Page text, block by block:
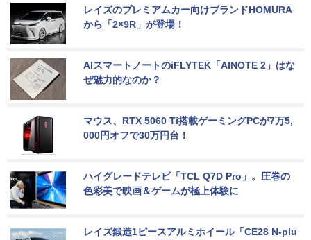
レイズのプレミアムカー向けブランドHOMURA
から「2×9R」が登場！
AIスマートノートのiFLYTEK「AINOTE 2」はな
ぜ魅力的なのか？
マウス、RTX 5060 Ti搭載ゲーミングPCが7万5,
000円オフで30万円台！
ハイグレードテレビ「TCL Q7D Pro」。圧巻の
色彩美で映画＆ゲームが極上体験に
レイズ鍛造1ピースアルミホイール「CE28 N-plu